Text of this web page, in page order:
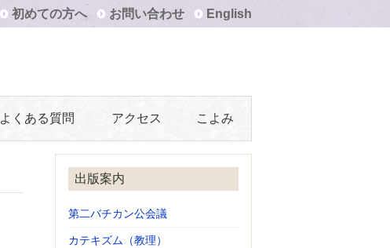
初めての方へ お問い合わせ English
よくある質問 アクセス こよみ
出版案内
第二バチカン公会議
カテキズム（教理）